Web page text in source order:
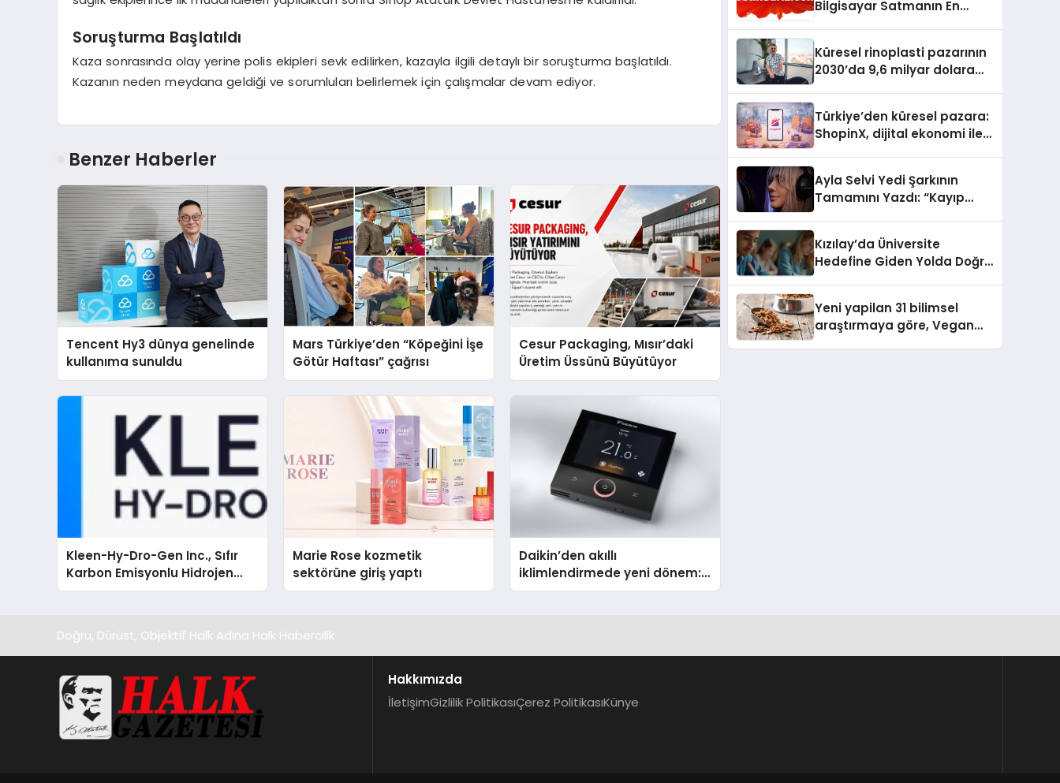
Soruşturma Başlatıldı
Kaza sonrasında olay yerine polis ekipleri sevk edilirken, kazayla ilgili detaylı bir soruşturma başlatıldı.
Kazanın neden meydana geldiği ve sorumluları belirlemek için çalışmalar devam ediyor.
Benzer Haberler
Tencent Hy3 dünya genelinde
kullanıma sunuldu
Mars Türkiye’den “Köpeğini İşe
Götür Haftası” çağrısı
Cesur Packaging, Mısır’daki
Üretim Üssünü Büyütüyor
Kleen-Hy-Dro-Gen Inc., Sıfır
Karbon Emisyonlu Hidrojen
Isıtma Teknolojisinde ISO ve
Marie Rose kozmetik
sektörüne giriş yaptı
Daikin’den akıllı
iklimlendirmede yeni dönem:
Madoka Plus Türkiye’de
Bilgisayar Satmanın En
Küresel rinoplasti pazarının
2030’da 9,6 milyar dolara
Türkiye’den küresel pazara:
ShopinX, dijital ekonomi ile
Ayla Selvi Yedi Şarkının
Tamamını Yazdı: “Kayıp
Kızılay’da Üniversite
Hedefine Giden Yolda Doğru
Yeni yapilan 31 bilimsel
araştırmaya göre, Vegan
Doğru, Dürüst, Objektif Halk Adına Halk Habercilik
Hakkımızda
İletişimGizlilik PolitikasıÇerez PolitikasıKünye